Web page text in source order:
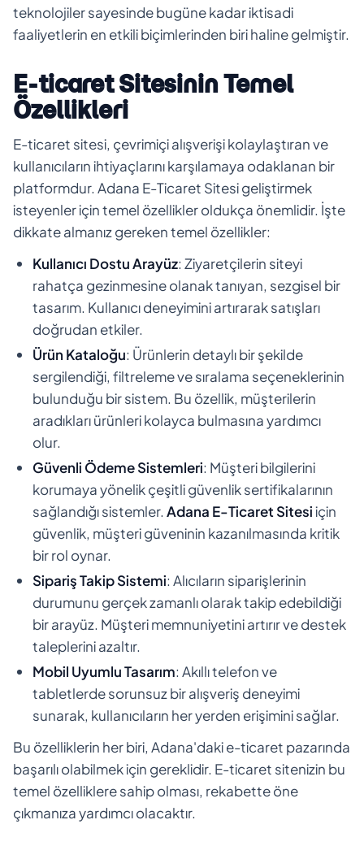
teknolojiler sayesinde bugüne kadar iktisadi
faaliyetlerin en etkili biçimlerinden biri haline gelmiştir.
E-ticaret Sitesinin Temel
Özellikleri
E-ticaret sitesi, çevrimiçi alışverişi kolaylaştıran ve
kullanıcıların ihtiyaçlarını karşılamaya odaklanan bir
platformdur. Adana E-Ticaret Sitesi geliştirmek
isteyenler için temel özellikler oldukça önemlidir. İşte
dikkate almanız gereken temel özellikler:
Kullanıcı Dostu Arayüz: Ziyaretçilerin siteyi
rahatça gezinmesine olanak tanıyan, sezgisel bir
tasarım. Kullanıcı deneyimini artırarak satışları
doğrudan etkiler.
Ürün Kataloğu: Ürünlerin detaylı bir şekilde
sergilendiği, filtreleme ve sıralama seçeneklerinin
bulunduğu bir sistem. Bu özellik, müşterilerin
aradıkları ürünleri kolayca bulmasına yardımcı
olur.
Güvenli Ödeme Sistemleri: Müşteri bilgilerini
korumaya yönelik çeşitli güvenlik sertifikalarının
sağlandığı sistemler. Adana E-Ticaret Sitesiiçin
güvenlik, müşteri güveninin kazanılmasında kritik
bir rol oynar.
Sipariş Takip Sistemi: Alıcıların siparişlerinin
durumunu gerçek zamanlı olarak takip edebildiği
bir arayüz. Müşteri memnuniyetini artırır ve destek
taleplerini azaltır.
Mobil Uyumlu Tasarım: Akıllı telefon ve
tabletlerde sorunsuz bir alışveriş deneyimi
sunarak, kullanıcıların her yerden erişimini sağlar.
Bu özelliklerin her biri, Adana'daki e-ticaret pazarında
başarılı olabilmek için gereklidir. E-ticaret sitenizin bu
temel özelliklere sahip olması, rekabette öne
çıkmanıza yardımcı olacaktır.